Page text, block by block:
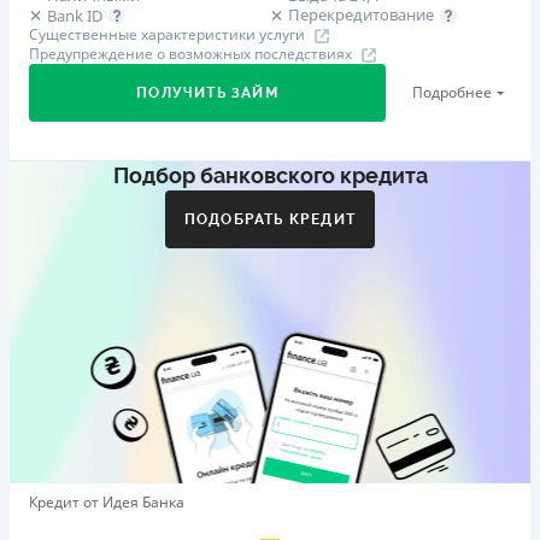
Bank ID
Перекредитование
Существенные характеристики услуги
Предупреждение о возможных последствиях
ПОЛУЧИТЬ ЗАЙМ Подробнее
Первый займ
от 29%/год до 500 000 ₴
Дополнительная комиссия за досрочное погашение
Пеня в размере двойной учетной ставки НБУ, которая
действовала в период, за который уплачивается пеня,
от просроченной суммы.
Требуемые документы
Справка о доходах Паспорт ,ИНН
Возраст
Подбор банковского кредита
ПОДОБРАТЬ КРЕДИТ
Кредит от Идея Банка